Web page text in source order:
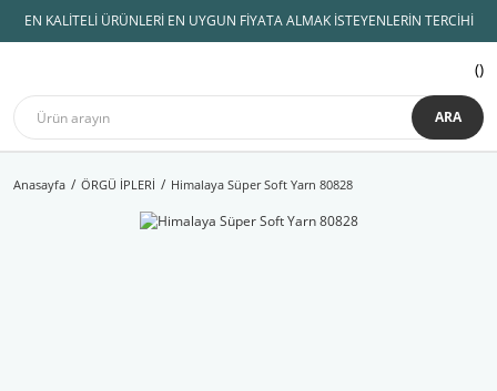
EN KALİTELİ ÜRÜNLERİ EN UYGUN FİYATA ALMAK İSTEYENLERİN TERCİHİ
ARA
Anasayfa ÖRGÜ İPLERİ Himalaya Süper Soft Yarn 80828